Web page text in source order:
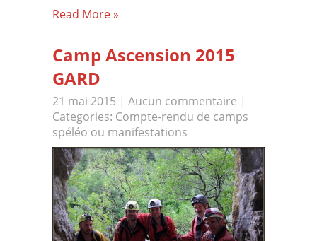
Read More »
Camp Ascension 2015
GARD
21 mai 2015 | Aucun commentaire |
Categories: Compte-rendu de camps
spéléo ou manifestations